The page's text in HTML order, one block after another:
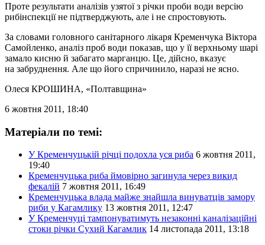
Проте результати аналізів узятої з річки проби води версію
рибінспекції не підтверджують, але і не спростовують.
За словами головного санітарного лікаря Кременчука Віктора
Самойленко, аналіз проб води показав, що у її верхньому шарі
замало кисню й забагато марганцю. Це, дійсно, вказує
на забруднення. Але що його спричинило, наразі не ясно.
Олеся КРОШИНА, «Полтавщина»
6 жовтня 2011, 18:40
Матеріали по темі:
У Кременчуцькій річці подохла уся риба 6 жовтня 2011,
19:40
Кременчуцька риба ймовірно загинула через викид
фекалій 7 жовтня 2011, 16:49
Кременчуцька влада майже знайшла винуватців замору
риби у Кaгамлику 13 жовтня 2011, 12:47
У Кременчуці тампонуватимуть незаконні каналізаційні
стоки річки Сухий Кагамлик 14 листопада 2011, 13:18